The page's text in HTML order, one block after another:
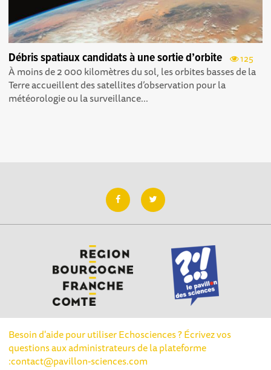
125
Débris spatiaux candidats à une sortie d’orbite
À moins de 2 000 kilomètres du sol, les orbites basses de la
Terre accueillent des satellites d’observation pour la
météorologie ou la surveillance...
Besoin d'aide pour utiliser Echosciences ? Écrivez vos
questions aux administrateurs de la plateforme
:contact@pavillon-sciences.com